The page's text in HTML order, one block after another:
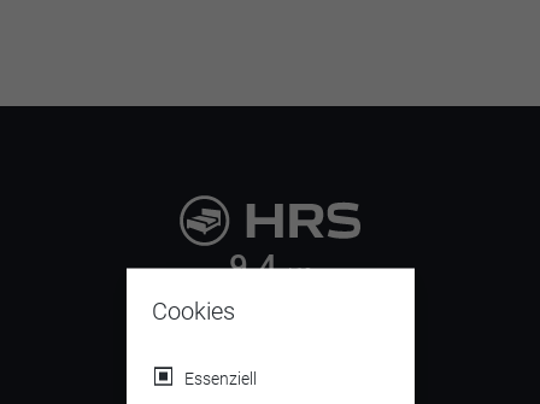
9.4/ 10
Cookies
Essenziell